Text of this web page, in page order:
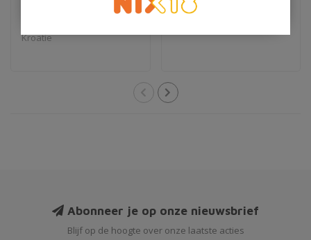
Kroatie
€7,50
Abonneer je op onze nieuwsbrief
Blijf op de hoogte over onze laatste acties